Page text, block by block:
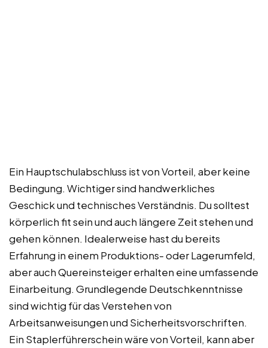
Ein Hauptschulabschluss ist von Vorteil, aber keine
Bedingung. Wichtiger sind handwerkliches
Geschick und technisches Verständnis. Du solltest
körperlich fit sein und auch längere Zeit stehen und
gehen können. Idealerweise hast du bereits
Erfahrung in einem Produktions- oder Lagerumfeld,
aber auch Quereinsteiger erhalten eine umfassende
Einarbeitung. Grundlegende Deutschkenntnisse
sind wichtig für das Verstehen von
Arbeitsanweisungen und Sicherheitsvorschriften.
Ein Staplerführerschein wäre von Vorteil, kann aber